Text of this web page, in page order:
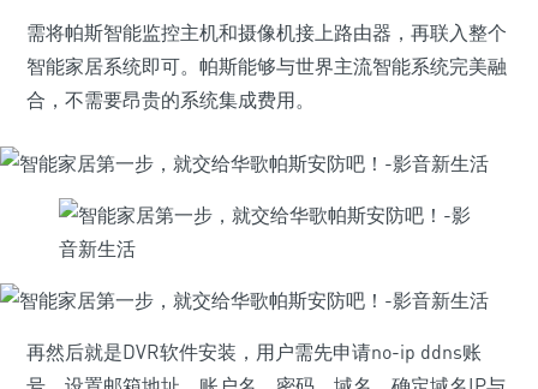
需将帕斯智能监控主机和摄像机接上路由器，再联入整个
智能家居系统即可。帕斯能够与世界主流智能系统完美融
合，不需要昂贵的系统集成费用。
再然后就是DVR软件安装，用户需先申请no-ip ddns账